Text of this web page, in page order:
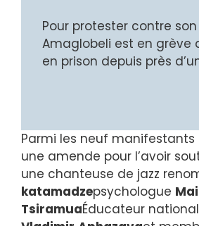
Pour protester contre
Amaglobeli est en grève
en prison depuis près
Parmi les neuf
une amende pour l’avoir
une chanteuse de jazz
katamadzepsychologue
TsiramuaÉducateur